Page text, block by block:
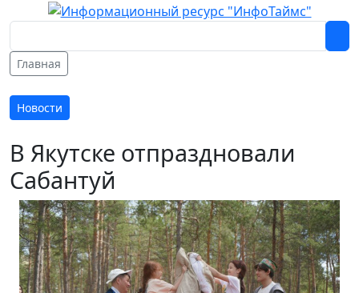
Главная
Новости
В Якутске отпраздновали
Сабантуй